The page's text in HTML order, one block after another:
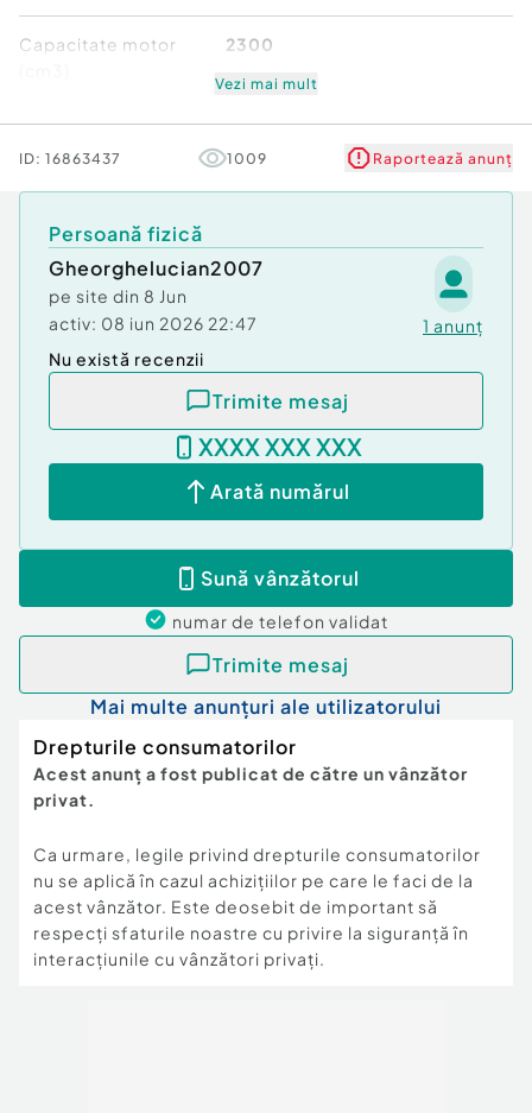
ACEPT ORICE TEST, TESTER, ETC...
MAI MULTE INFORMAȚII LA TELEFON.
Capacitate motor
2300
Tara de origine Germania
Sarcina utila
Masa maxima admisa
(kg)
Inmatriculat Da
Putere(CP) 077150
Vezi mai mult
ID: 16863437 1009 Raportează anunț
Persoană fizică
Gheorghelucian2007
pe site din 8 Jun
activ: 08 iun 2026 22:47 1 anunț
Nu există recenzii
Trimite mesaj
XXXX XXX XXX
Arată numărul
Sună vânzătorul
numar de telefon validat
Trimite mesaj
Mai multe anunțuri ale utilizatorului
Drepturile consumatorilor
Acest anunț a fost publicat de către un vânzător
privat.
Ca urmare, legile privind drepturile consumatorilor
nu se aplică în cazul achizițiilor pe care le faci de la
acest vânzător. Este deosebit de important să
respecți sfaturile noastre cu privire la siguranță în
interacțiunile cu vânzători privați.